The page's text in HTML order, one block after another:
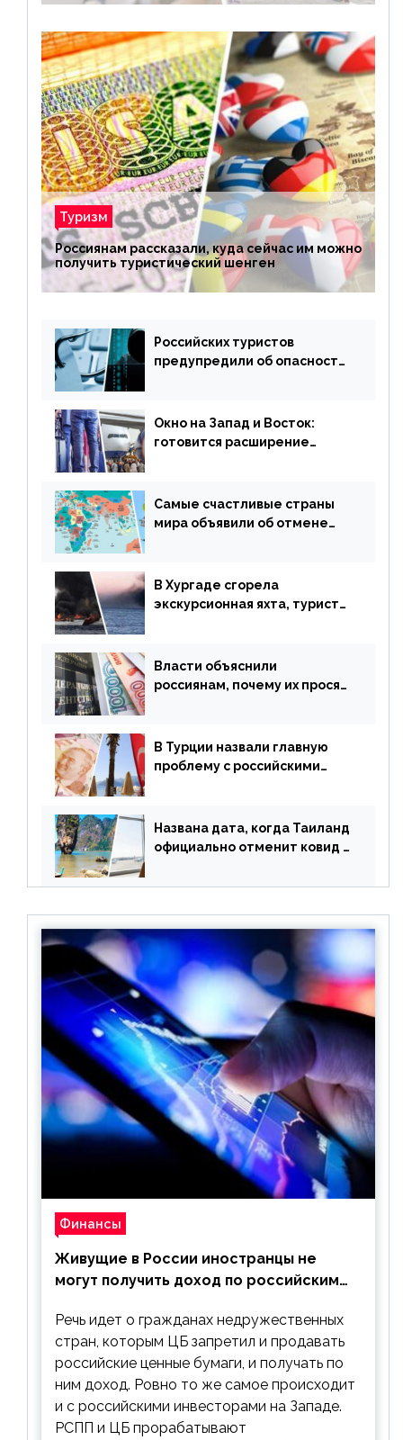
Туризм
Россиянам рассказали, куда сейчас им можно
получить туристический шенген
Российских туристов
предупредили об опасности
Окно на Запад и Восток:
готовится расширение
Самые счастливые страны
мира объявили об отмене
В Хургаде сгорела
экскурсионная яхта, туристы
Власти объяснили
россиянам, почему их просят
В Турции назвали главную
проблему с российскими
Названа дата, когда Таиланд
официально отменит ковид и
Финансы
Живущие в России иностранцы не
могут получить доход по российским
Речь идет о гражданах недружественных
стран, которым ЦБ запретил и продавать
российские ценные бумаги, и получать по
ним доход. Ровно то же самое происходит
и с российскими инвесторами на Западе.
РСПП и ЦБ прорабатывают